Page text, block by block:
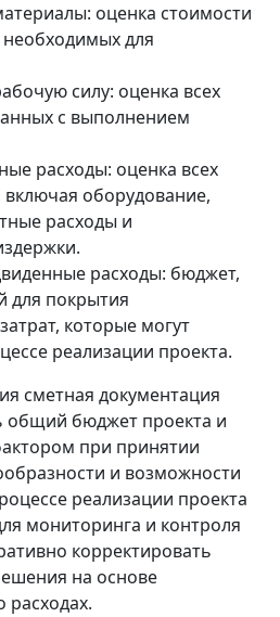
оценка стоимости
для
силу: оценка всех
с выполнением
расходы: оценка всех
включая оборудование,
расходы и
расходы: бюджет,
для покрытия
которые могут
реализации проекта.
сметная документация
общий бюджет проекта и
при принятии
и возможности
реализации проекта
мониторинга и контроля
корректировать
на основе
расходах.